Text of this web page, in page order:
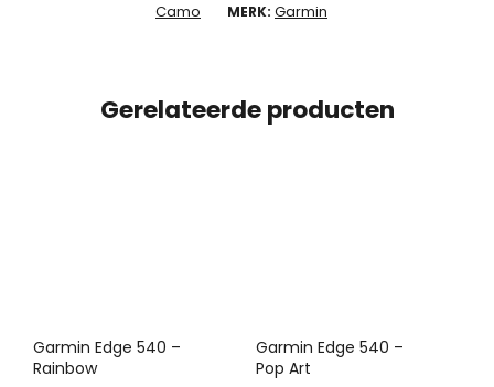
Camo
MERK: Garmin
Gerelateerde producten
Garmin Edge 540 –
Rainbow
Garmin Edge 540 –
Pop Art